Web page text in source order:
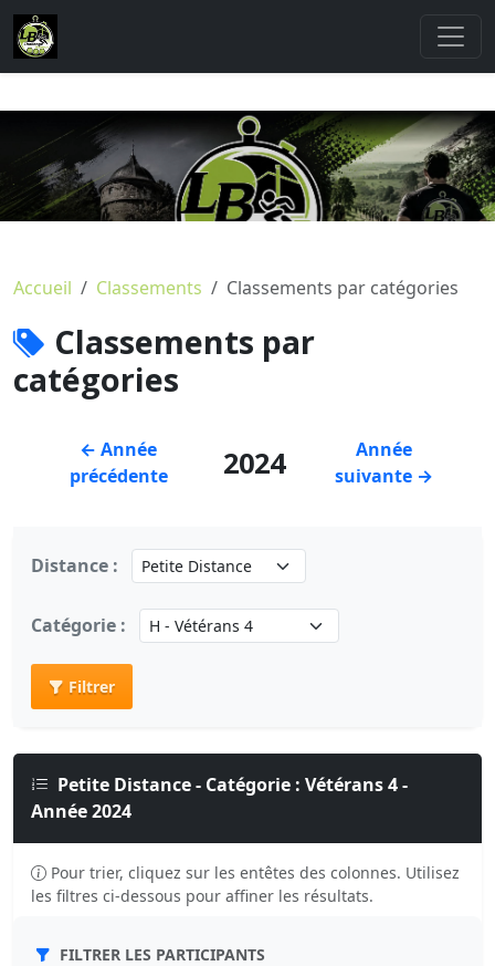
Accueil Classements Classements par catégories
Classements par
catégories
← Année
précédente
2024
Année
suivante →
Distance :
Catégorie :
Filtrer
Petite Distance - Catégorie : Vétérans 4 -
Année 2024
Pour trier, cliquez sur les entêtes des colonnes. Utilisez
les filtres ci-dessous pour affiner les résultats.
FILTRER LES PARTICIPANTS